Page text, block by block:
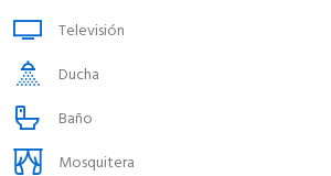
Televisión
Ducha
Baño
Mosquitera